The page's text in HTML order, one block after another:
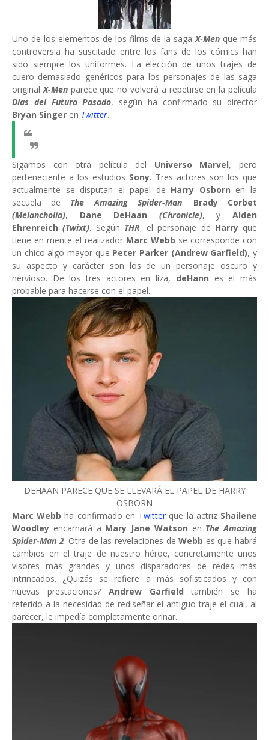
Uno de los elementos de los films de la sagaX-Men que más
controversia ha suscitado entre los fans de los cómics han
sido siempre los uniformes. La elección de unos trajes de
cuero demasiado genéricos para los personajes de las saga
originalX-Menparece que no volverá a repetirse en la película
Días del Futuro Pasado, según ha confirmado su director
Bryan Singer en Twitter.
Sigamos con otra película del Universo Marvel, pero
perteneciente a los estudios Sony. Tres actores son los que
actualmente se disputan el papel de Harry Osborn en la
secuela de The Amazing Spider-Man: Brady Corbet
(Melancholia), Dane DeHaan (Chronicle), yAlden
Ehrenreich(Twixt). Según THR, el personaje de Harry que
tiene en mente el realizador Marc Webb se corresponde con
un chico algo mayor que Peter Parker (Andrew Garfield), y
su aspecto y carácter son los de un personaje oscuro y
nervioso. De los tres actores en liza, deHann es el más
probable para hacerse con el papel.
DEHAAN PARECE QUE SE LLEVARÁ EL PAPEL DE HARRY
OSBORN
Marc Webb ha confirmado en Twitter que la actriz Shailene
Woodley encarnará a Mary Jane Watson en The Amazing
Spider-Man 2. Otra de las revelaciones deWebb es que habrá
cambios en el traje de nuestro héroe, concretamente unos
visores más grandes y unos disparadores de redes más
intrincados. ¿Quizás se refiere a más sofisticados y con
nuevas prestaciones? Andrew Garfield también se ha
referido a la necesidad de rediseñar el antiguo traje el cual, al
parecer, le impedía completamente orinar.